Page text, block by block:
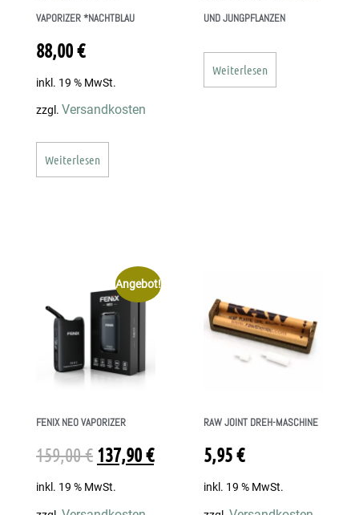
VAPORIZER *NACHTBLAU
88,00€
inkl. 19 % MwSt.
zzgl. Versandkosten
Weiterlesen
UND JUNGPFLANZEN
Weiterlesen
Angebot!
FENIX NEO VAPORIZER
159,00€ 137,90€
inkl. 19 % MwSt.
RAW JOINT DREH-MASCHINE
5,95€
inkl. 19 % MwSt.